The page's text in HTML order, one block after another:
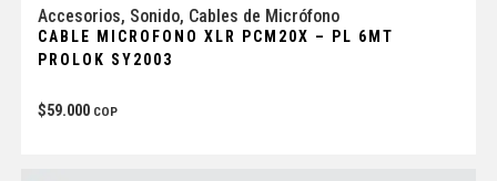
Accesorios, Sonido, Cables de Micrófono
CABLE MICROFONO XLR PCM20X – PL 6MT
PROLOK SY2003
$59.000 COP